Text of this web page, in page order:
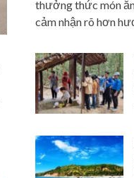
thưởng thức món
cảm nhận rõ hơn